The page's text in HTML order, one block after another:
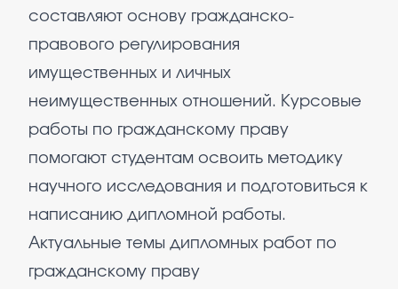
составляют основу гражданско-
правового регулирования
имущественных и личных
неимущественных отношений. Курсовые
работы по гражданскому праву
помогают студентам освоить методику
научного исследования и подготовиться к
написанию дипломной работы.
Актуальные темы дипломных работ по
гражданскому праву